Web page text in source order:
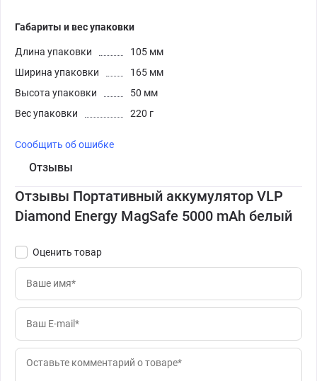
Габариты и вес упаковки
Длина упаковки
105 мм
Ширина упаковки
165 мм
Высота упаковки
50 мм
Вес упаковки
220 г
Сообщить об ошибке
Отзывы
Отзывы Портативный аккумулятор VLP
Diamond Energy MagSafe 5000 mAh белый
Оценить товар